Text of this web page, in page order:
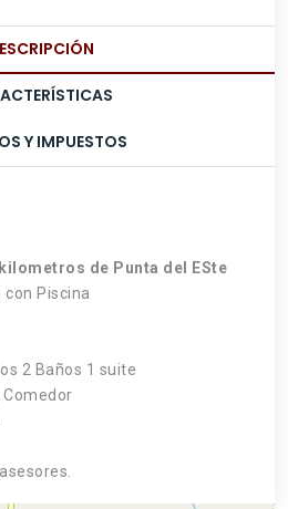
Y IMPUESTOS
de Punta del ESte
con Piscina
2 Baños 1 suite
Comedor